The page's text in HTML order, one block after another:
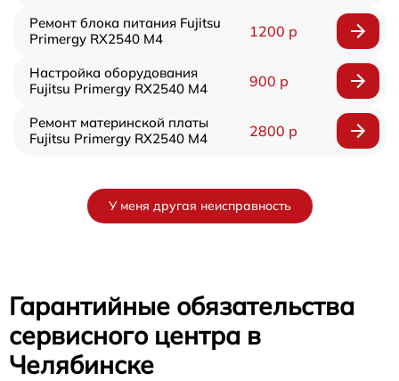
Ремонт блока питания Fujitsu
Primergy RX2540 M4
1200 р
Настройка оборудования
Fujitsu Primergy RX2540 M4
900 р
Ремонт материнской платы
Fujitsu Primergy RX2540 M4
2800 р
У меня другая неисправность
Гарантийные обязательства
сервисного центра в
Челябинске